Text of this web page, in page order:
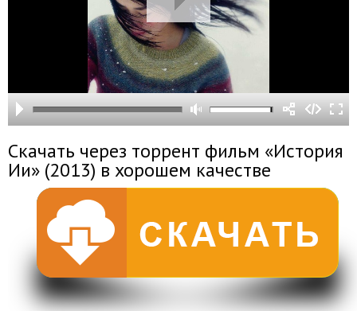
Скачать через торрент фильм «История
Ии» (2013) в хорошем качестве